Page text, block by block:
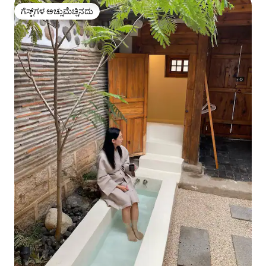
ಗೆಸ್ಟ್‌ಗಳ ಅಚ್ಚುಮೆಚ್ಚಿನದು
ಗೆಸ್ಟ್‌ಗಳ ಅಚ್ಚುಮೆಚ್ಚಿನದು